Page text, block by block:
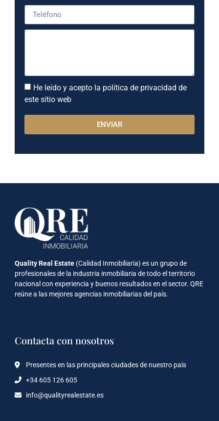
He leído y acepto la política de privacidad de
este sitio web
ENVIAR
Quality Real Estate (Calidad Inmobiliaria) es un grupo de
profesionales de la industria inmobiliaria de todo el territorio
nacional con experiencia y buenos resultados en el sector. QRE
reúne a las mejores agencias inmobiliarias del país.
Contacta con nosotros
Presentes en las principales ciudades de nuestro país
+34 605 126 605
info@qualityrealestate.es